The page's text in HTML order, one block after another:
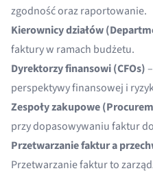
zgodność oraz raportowanie.
Kierownicy działów
faktury w ramach budżetu.
Dyrektorzy finansowi (CFOs)
perspektywy finansowej i
Zespoły zakupowe
przy dopasowywaniu faktur
Przetwarzanie faktur a
Przetwarzanie faktur to